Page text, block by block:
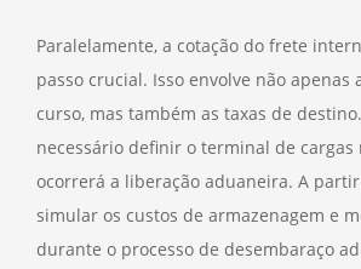
Paralelamente, a cotação do frete
passo crucial. Isso envolve não apenas
curso, mas também as taxas de
necessário definir o terminal de cargas
ocorrerá a liberação aduaneira. A
simular os custos de armazenagem e
durante o processo de desembaraço